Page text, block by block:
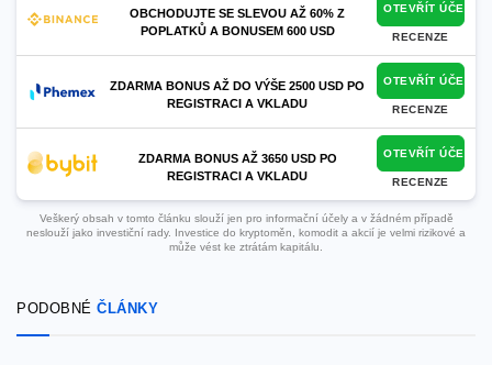
OBCHODUJTE SE SLEVOU AŽ 60% Z
POPLATKŮ A BONUSEM 600 USD
OTEVŘÍT ÚČET
RECENZE
ZDARMA BONUS AŽ DO VÝŠE 2500 USD PO
REGISTRACI A VKLADU
OTEVŘÍT ÚČET
RECENZE
ZDARMA BONUS AŽ 3650 USD PO
REGISTRACI A VKLADU
OTEVŘÍT ÚČET
RECENZE
Veškerý obsah v tomto článku slouží jen pro informační účely a v žádném případě
neslouží jako investiční rady. Investice do kryptoměn, komodit a akcií je velmi rizikové a
může vést ke ztrátám kapitálu.
PODOBNÉ ČLÁNKY